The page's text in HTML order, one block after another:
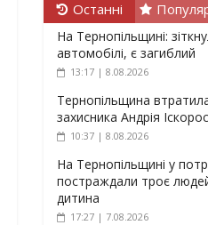
Останні
На Тернопільщині:
автомобілі, є загиблий
13:17 | 8.08.2026
Тернопільщина
захисника Андрія
10:37 | 8.08.2026
На Тернопільщині у
постраждали троє
дитина
17:27 | 7.08.2026